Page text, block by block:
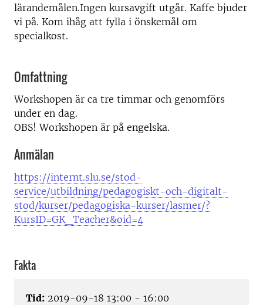
lärandemålen.Ingen kursavgift utgår. Kaffe bjuder
vi på. Kom ihåg att fylla i önskemål om
specialkost.
Omfattning
Workshopen är ca tre timmar och genomförs
under en dag.
OBS! Workshopen är på engelska.
Anmälan
https://internt.slu.se/stod-
service/utbildning/pedagogiskt-och-digitalt-
stod/kurser/pedagogiska-kurser/lasmer/?
KursID=GK_Teacher&oid=4
Fakta
Tid: 2019-09-18 13:00 - 16:00